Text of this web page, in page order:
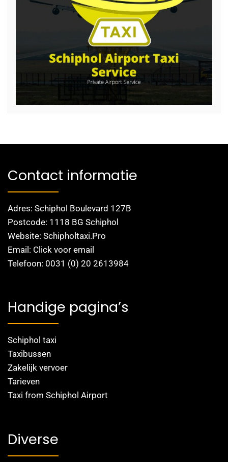
Contact informatie
Adres: Schiphol Boulevard 127B
Postcode: 1118 BG Schiphol
Website: Schipholtaxi.Pro
Email: Click voor email
Telefoon: 0031 (0) 20 2613984
Handige pagina’s
Schiphol taxi
Taxibussen
Zakelijk vervoer
Tarieven
Taxi from Schiphol Airport
Diverse